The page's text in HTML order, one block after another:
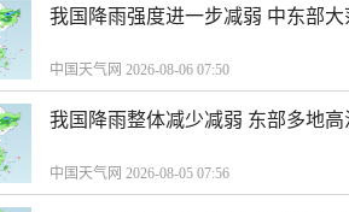
我国降雨强度进一步减弱 中东部
中国天气网 2026-08-06 07:50
我国降雨整体减少减弱 东部多地
中国天气网 2026-08-05 07:56